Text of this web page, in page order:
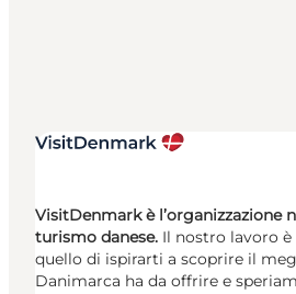
VisitDenmark è l’organizzazione
turismo danese. Il nostro lavoro
quello di ispirarti a scoprire il
Danimarca ha da offrire e